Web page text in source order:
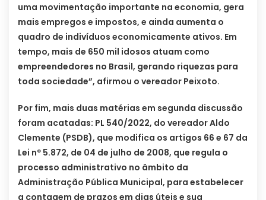
uma movimentação importante na economia, gera
mais empregos e impostos, e ainda aumenta o
quadro de indivíduos economicamente ativos. Em
tempo, mais de 650 mil idosos atuam como
empreendedores no Brasil, gerando riquezas para
toda sociedade”, afirmou o vereador Peixoto.
Por fim, mais duas matérias em segunda discussão
foram acatadas: PL 540/2022, do vereador Aldo
Clemente (PSDB), que modifica os artigos 66 e 67 da
Lei nº 5.872, de 04 de julho de 2008, que regula o
processo administrativo no âmbito da
Administração Pública Municipal, para estabelecer
a contagem de prazos em dias úteis e sua